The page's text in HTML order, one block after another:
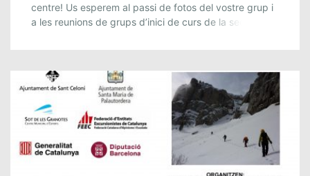
centre! Us esperem al passi de fotos del vostre grup i
a les reunions de grups d’inici de curs de la secció […]